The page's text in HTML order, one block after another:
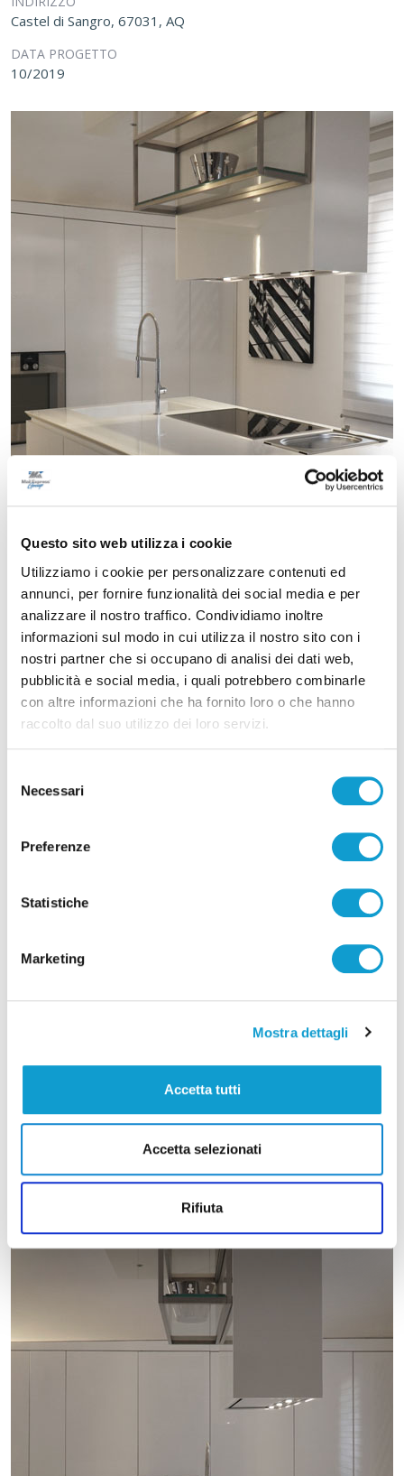
Questo sito web utilizza i cookie
Utilizziamo i cookie per personalizzare contenuti ed
annunci, per fornire funzionalità dei social media e per
analizzare il nostro traffico. Condividiamo inoltre
informazioni sul modo in cui utilizza il nostro sito con i
nostri partner che si occupano di analisi dei dati web,
pubblicità e social media, i quali potrebbero combinarle
con altre informazioni che ha fornito loro o che hanno
raccolto dal suo utilizzo dei loro servizi.
delNecessari
Preferenze
Statistiche
Marketing
Mostra dettagli
Accetta tutti
Accetta selezionati
Rifiuta
Castel di Sangro, 67031, AQ
DATA PROGETTO
10/2019